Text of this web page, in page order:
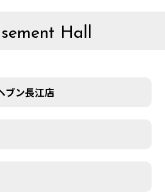
Hall
ブン長江店